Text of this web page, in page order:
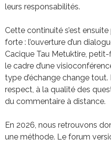
leurs responsabilités.
Cette continuité s’est
forte : l’ouverture d’un
Cacique Tau Metuktire,
le cadre d’une
type d’échange change
respect, à la qualité des
du commentaire à distance.
En 2026, nous retrouvons
une méthode. Le forum